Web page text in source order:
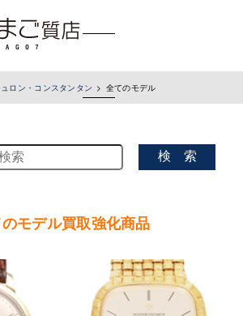
toggle
ロン・コンスタンタン 全てのモデル
検 索
モデル買取強化商品